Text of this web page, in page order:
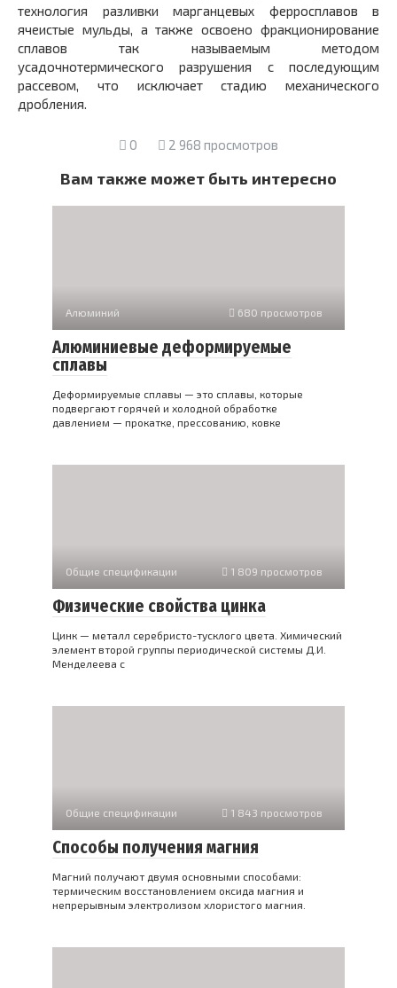
технология разливки марганцевых ферросплавов в
ячеистые мульды, а также освоено фракционирование
сплавов так называемым методом
усадочнотермического разрушения с последующим
рассевом, что исключает стадию механического
дробления.
0 2 968 просмотров
Вам также может быть интересно
Алюминий 680 просмотров
Алюминиевые деформируемые
сплавы
Деформируемые сплавы — это сплавы, которые
подвергают горячей и холодной обработке
давлением — прокатке, прессованию, ковке
Общие спецификации 1 809 просмотров
Физические свойства цинка
Цинк — металл серебристо-тусклого цвета. Химический
элемент второй группы периодической системы Д.И.
Менделеева с
Общие спецификации 1 843 просмотров
Способы получения магния
Магний получают двумя основными способами:
термическим восстановлением оксида магния и
непрерывным электролизом хлористого магния.